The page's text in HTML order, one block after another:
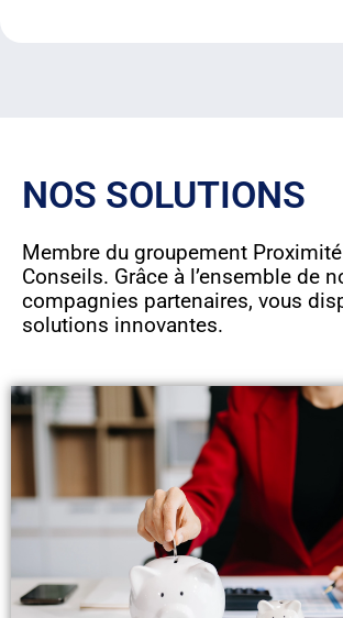
NOS SOLUTIONS
Membre du groupement
Conseils. Grâce à l’ensemble de
compagnies partenaires, vous
solutions innovantes.